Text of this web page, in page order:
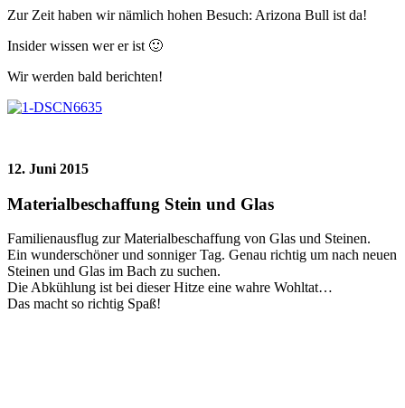
Zur Zeit haben wir nämlich hohen Besuch: Arizona Bull ist da!
Insider wissen wer er ist 🙂
Wir werden bald berichten!
12. Juni 2015
Materialbeschaffung Stein und Glas
Familienausflug zur Materialbeschaffung von Glas und Steinen.
Ein wunderschöner und sonniger Tag. Genau richtig um nach neuen
Steinen und Glas im Bach zu suchen.
Die Abkühlung ist bei dieser Hitze eine wahre Wohltat…
Das macht so richtig Spaß!